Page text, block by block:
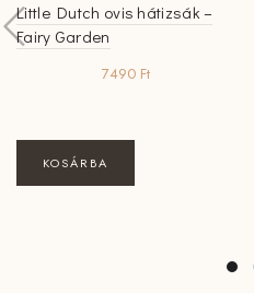
Little Dutch ovis hátizsák –
Fairy Garden
7490 Ft
KOSÁRBA